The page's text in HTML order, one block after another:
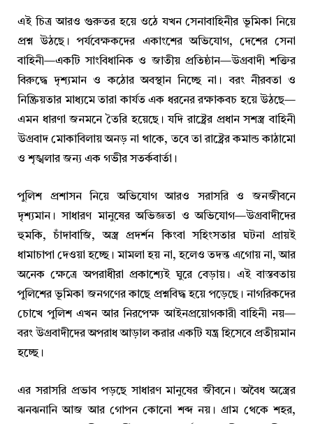
এই চিত্র আরও গুরুতর হয়ে ওঠে যখন সেনাবাহিনীর ভূমিকা নিয়ে
প্রশ্ন উঠছে। পর্যবেক্ষকদের একাংশের অভিযোগ, দেশের সেনা
বাহিনী—একটি সাংবিধানিক ও জাতীয় প্রতিষ্ঠান—উগ্রবাদী শক্তির
বিরুদ্ধে দৃশ্যমান ও কঠোর অবস্থান নিচ্ছে না। বরং নীরবতা ও
নিষ্ক্রিয়তার মাধ্যমে তারা কার্যত এক ধরনের রক্ষাকবচ হয়ে উঠছে—
এমন ধারণা জনমনে তৈরি হয়েছে। যদি রাষ্ট্রের প্রধান সশস্ত্র বাহিনী
উগ্রবাদ মোকাবিলায় অনড় না থাকে, তবে তা রাষ্ট্রের কমান্ড কাঠামো
ও শৃঙ্খলার জন্য এক গভীর সতর্কবার্তা।
পুলিশ প্রশাসন নিয়ে অভিযোগ আরও সরাসরি ও জনজীবনে
দৃশ্যমান। সাধারণ মানুষের অভিজ্ঞতা ও অভিযোগ—উগ্রবাদীদের
হুমকি, চাঁদাবাজি, অস্ত্র প্রদর্শন কিংবা সহিংসতার ঘটনা প্রায়ই
ধামাচাপা দেওয়া হচ্ছে। মামলা হয় না, হলেও তদন্ত এগোয় না, আর
অনেক ক্ষেত্রে অপরাধীরা প্রকাশ্যেই ঘুরে বেড়ায়। এই বাস্তবতায়
পুলিশের ভূমিকা জনগণের কাছে প্রশ্নবিদ্ধ হয়ে পড়েছে। নাগরিকদের
চোখে পুলিশ এখন আর নিরপেক্ষ আইনপ্রয়োগকারী বাহিনী নয়—
বরং উগ্রবাদীদের অপরাধ আড়াল করার একটি যন্ত্র হিসেবে প্রতীয়মান
হচ্ছে।
এর সরাসরি প্রভাব পড়ছে সাধারণ মানুষের জীবনে। অবৈধ অস্ত্রের
ঝনঝনানি আজ আর গোপন কোনো শব্দ নয়। গ্রাম থেকে শহর,